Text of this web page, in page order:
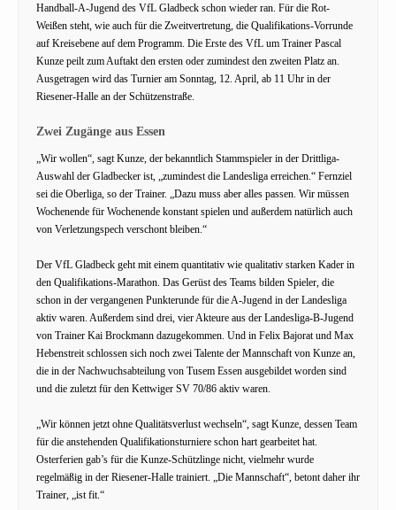
Handball-A-Jugend des VfL Gladbeck schon wieder ran. Für die Rot-
Weißen steht, wie auch für die Zweitvertretung, die Qualifikations-Vorrunde
auf Kreisebene auf dem Programm. Die Erste des VfL um Trainer Pascal
Kunze peilt zum Auftakt den ersten oder zumindest den zweiten Platz an.
Ausgetragen wird das Turnier am Sonntag, 12. April, ab 11 Uhr in der
Riesener-Halle an der Schützenstraße.
Zwei Zugänge aus Essen
„Wir wollen“, sagt Kunze, der bekanntlich Stammspieler in der Drittliga-
Auswahl der Gladbecker ist, „zumindest die Landesliga erreichen.“ Fernziel
sei die Oberliga, so der Trainer. „Dazu muss aber alles passen. Wir müssen
Wochenende für Wochenende konstant spielen und außerdem natürlich auch
von Verletzungspech verschont bleiben.“
Der VfL Gladbeck geht mit einem quantitativ wie qualitativ starken Kader in
den Qualifikations-Marathon. Das Gerüst des Teams bilden Spieler, die
schon in der vergangenen Punkterunde für die A-Jugend in der Landesliga
aktiv waren. Außerdem sind drei, vier Akteure aus der Landesliga-B-Jugend
von Trainer Kai Brockmann dazugekommen. Und in Felix Bajorat und Max
Hebenstreit schlossen sich noch zwei Talente der Mannschaft von Kunze an,
die in der Nachwuchsabteilung von Tusem Essen ausgebildet worden sind
und die zuletzt für den Kettwiger SV 70/86 aktiv waren.
„Wir können jetzt ohne Qualitätsverlust wechseln“, sagt Kunze, dessen Team
für die anstehenden Qualifikationsturniere schon hart gearbeitet hat.
Osterferien gab’s für die Kunze-Schützlinge nicht, vielmehr wurde
regelmäßig in der Riesener-Halle trainiert. „Die Mannschaft“, betont daher ihr
Trainer, „ist fit.“